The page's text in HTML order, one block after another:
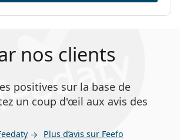
nos clients
positives sur la base de
un coup d'œil aux avis des
Plus d’avis sur Feefo